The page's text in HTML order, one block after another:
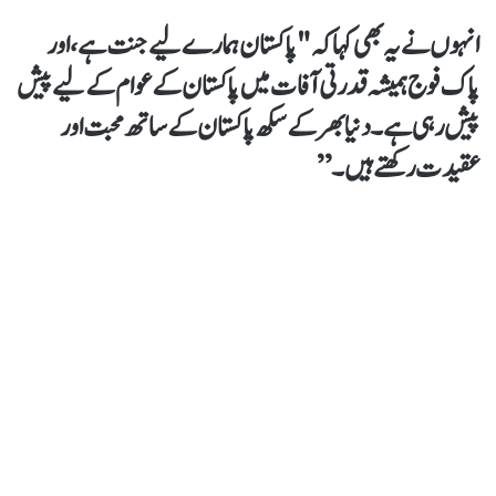
انہوں نے یہ بھی کہا کہ "پاکستان ہمارے لیے جنت ہے، اور
پاک فوج ہمیشہ قدرتی آفات میں پاکستان کے عوام کے لیے پیش
پیش رہی ہے۔ دنیا بھر کے سکھ پاکستان کے ساتھ محبت اور
عقیدت رکھتے ہیں۔”